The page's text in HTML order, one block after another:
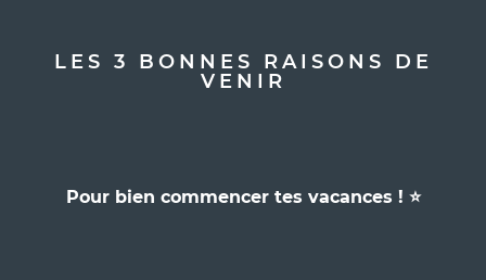
LES 3 BONNES RAISONS DE
VENIR
Pour bien commencer tes vacances ! ⭐